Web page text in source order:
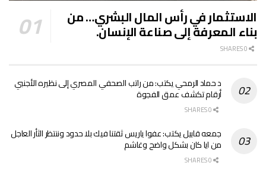
الاستثمار في رأس المال البشري… من
بناء المعرفة إلى صناعة الإنسان.
د حماد الرمحي يكتب: من راتب الصحفي المصري إلى نظيره الأجنبي
أرقام تكشف عمق الفجوة
جمعه قابيل يكتب: عفوا ياريس ثقتنا فيك بلا حدود وننتظر الثأر العاجل
من ايا كان بشكل واضح وغاشم